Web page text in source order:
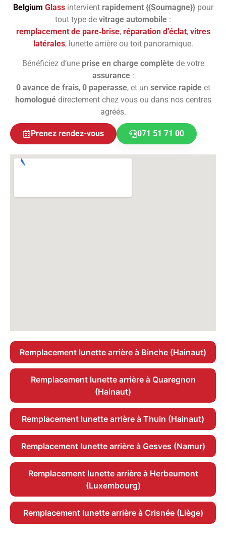
Belgium Glassintervient rapidement {{Soumagne}}pour
tout type de vitrage automobile :
remplacement de pare‑brise, réparation d’éclat, vitres
latérales, lunette arrière ou toit panoramique.
Bénéficiez d’une prise en charge complètede votre
assurance:
0 avance de frais, 0 paperasse, et un service rapideet
homologuédirectement chez vous ou dans nos centres
agréés.
Prenez rendez-vous 071 51 71 00
Remplacement lunette arrière à Binche (Hainaut)
Remplacement lunette arrière à Quaregnon
(Hainaut)
Remplacement lunette arrière à Thuin (Hainaut)
Remplacement lunette arrière à Gesves (Namur)
Remplacement lunette arrière à Herbeumont
(Luxembourg)
Remplacement lunette arrière à Crisnée (Liège)